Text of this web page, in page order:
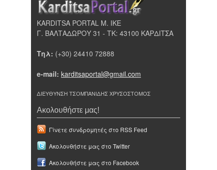
KARDITSA PORTAL Μ. ΙΚΕ
Γ. ΒΑΛΤΑΔΩΡΟΥ 31 - ΤΚ: 43100 ΚΑΡΔΙΤΣΑ
Τηλ: (+30) 24410 72888
e-mail: karditsaportal@gmail.com
ΔΙΕΥΘΥΝΣΗ ΤΣΟΜΠΑΝΙΔΗΣ ΧΡΥΣΟΣΤΟΜΟΣ
Ακολουθήστε μας!
Γίνετε συνδρομητές στο RSS Feed
Ακολουθήστε μας στο Twitter
Ακολουθήστε μας στο Facebook